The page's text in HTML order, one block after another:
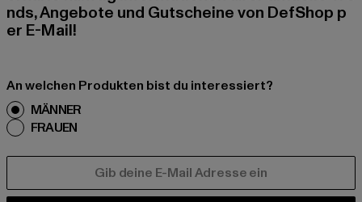
nds, Angebote und Gutscheine von DefShop p
er E-Mail!
An welchen Produkten bist du interessiert?
MÄNNER
FRAUEN